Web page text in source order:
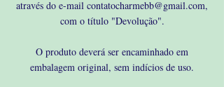
através do e-mail contatocharmebb@gmail.com,
com o título "Devolução".
O produto deverá ser encaminhado em
embalagem original, sem indícios de uso.